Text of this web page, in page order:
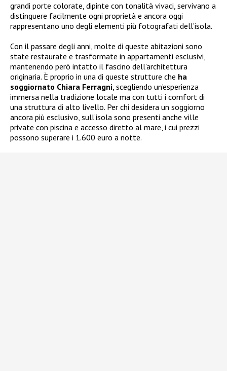
grandi porte colorate, dipinte con tonalità vivaci, servivano a
distinguere facilmente ogni proprietà e ancora oggi
rappresentano uno degli elementi più fotografati dell’isola.
Con il passare degli anni, molte di queste abitazioni sono
state restaurate e trasformate in appartamenti esclusivi,
mantenendo però intatto il fascino dell’architettura
originaria. È proprio in una di queste strutture che ha
soggiornato Chiara Ferragni , scegliendo un’esperienza
immersa nella tradizione locale ma con tutti i comfort di
una struttura di alto livello. Per chi desidera un soggiorno
ancora più esclusivo, sull’isola sono presenti anche ville
private con piscina e accesso diretto al mare, i cui prezzi
possono superare i 1.600 euro a notte.